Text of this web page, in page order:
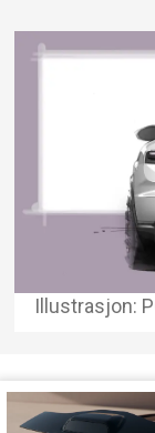
Illustrasjon: